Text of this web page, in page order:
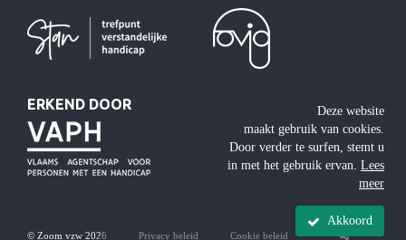
ERKEND DOOR
© Zoom vzw 2026 Privacy beleid Cookie beleid
Deze website
maakt gebruik van cookies.
Door verder te surfen, stemt u
in met het gebruik ervan. Lees
meer
Akkoord